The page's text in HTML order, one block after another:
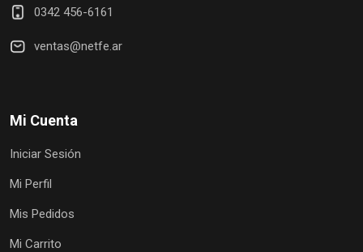
0342 456-6161
ventas@netfe.ar
Mi Cuenta
Iniciar Sesión
Mi Perfil
Mis Pedidos
Mi Carrito